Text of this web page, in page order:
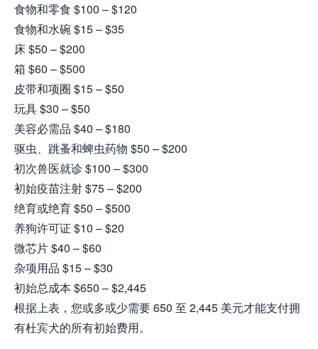
食物和零食 $100 – $120
食物和水碗 $15 – $35
床 $50 – $200
箱 $60 – $500
皮带和项圈 $15 – $50
玩具 $30 – $50
美容必需品 $40 – $180
驱虫、跳蚤和蜱虫药物 $50 – $200
初次兽医就诊 $100 – $300
初始疫苗注射 $75 – $200
绝育或绝育 $50 – $500
养狗许可证 $10 – $20
微芯片 $40 – $60
杂项用品 $15 – $30
初始总成本 $650 – $2,445
根据上表，您或多或少需要 650 至 2,445 美元才能支付拥
有杜宾犬的所有初始费用。